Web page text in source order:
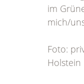
im
mich/
Foto:
Holstein